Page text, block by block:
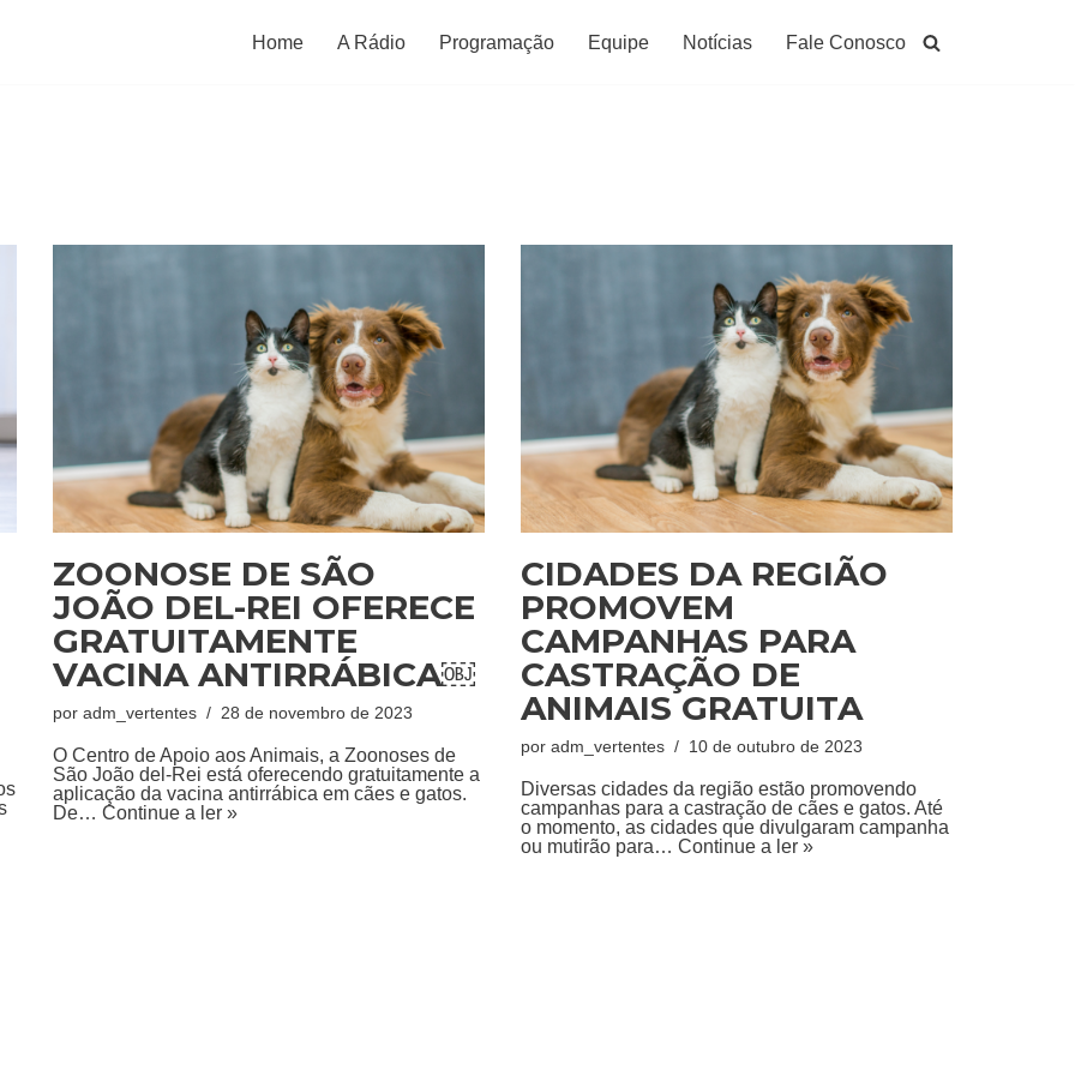
Home A Rádio Programação Equipe Notícias Fale Conosco
ZOONOSE DE SÃO
JOÃO DEL-REI OFERECE
GRATUITAMENTE
VACINA ANTIRRÁBICA￼
por adm_vertentes 28 de novembro de 2023
O Centro de Apoio aos Animais, a Zoonoses de
São João del-Rei está oferecendo gratuitamente a
aplicação da vacina antirrábica em cães e gatos.
De… Continue a ler »
CIDADES DA REGIÃO
PROMOVEM
CAMPANHAS PARA
CASTRAÇÃO DE
ANIMAIS GRATUITA
por adm_vertentes 10 de outubro de 2023
Diversas cidades da região estão promovendo
campanhas para a castração de cães e gatos. Até
o momento, as cidades que divulgaram campanha
ou mutirão para… Continue a ler »